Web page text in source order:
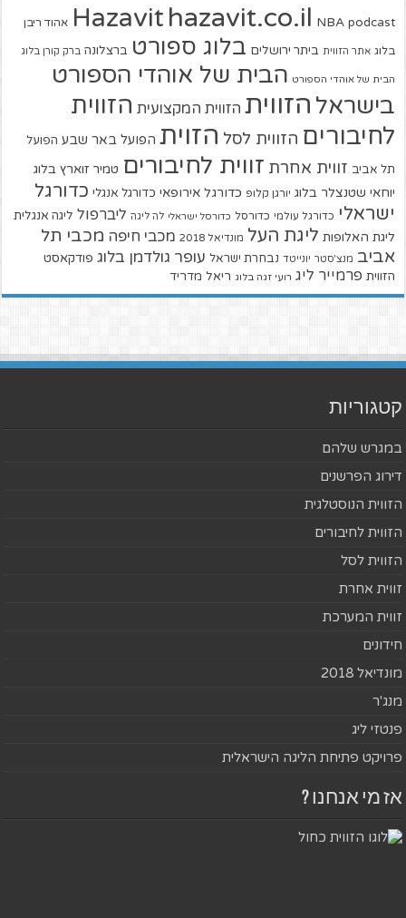
Hazavit hazavit.co.il NBA podcast אהוד ריבן
בלוג אתר הזווית ביתר ירושלים בלוג ספורט ברצלונה ברק קורן בלוג
הבית של אוהדי הספורט הבית של אוהדי הספורט
בישראל הזווית הזווית המקצועית הזווית
לחיבורים הזווית לסל הזוית הפועל באר שבע הפועל
תל אביב זווית אחרת זווית לחיבורים טמיר זוארץ בלוג
יוחאי שטנצלר בלוג יורגן קלופ כדורגל אירופאי כדורגל אנגלי כדורגל
ישראלי כדורגל עולמי כדורסל כדורסל ישראלי לה ליגה ליברפול ליגה אנגלית
ליגת האלופות ליגת העל מונדיאל 2018 מכבי חיפה מכבי תל
אביב מנצ'סטר יונייטד נבחרת ישראל עופר גולדמן בלוג פודקאסט
הזווית פרמייר ליג רועי זגה בלוג ריאל מדריד
קטגוריות
במגרש שלהם
דירוג הפרשנים
הזווית הנוסטלגית
הזווית לחיבורים
הזווית לסל
זווית אחרת
זווית המערכת
חידונים
מונדיאל 2018
מנג'ר
פנטזי ליג
פרויקט פתיחת הליגה הישראלית
אז מי אנחנו ?